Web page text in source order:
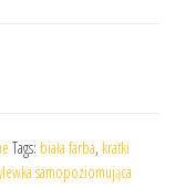
Tags: biała farba, kratki
samopoziomująca